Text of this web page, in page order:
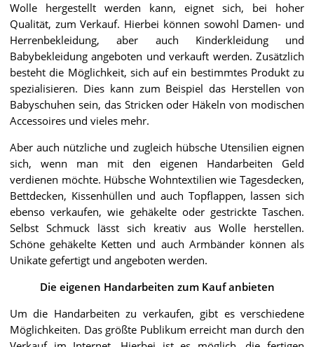
Wolle hergestellt werden kann, eignet sich, bei hoher
Qualität, zum Verkauf. Hierbei können sowohl Damen- und
Herrenbekleidung, aber auch Kinderkleidung und
Babybekleidung angeboten und verkauft werden. Zusätzlich
besteht die Möglichkeit, sich auf ein bestimmtes Produkt zu
spezialisieren. Dies kann zum Beispiel das Herstellen von
Babyschuhen sein, das Stricken oder Häkeln von modischen
Accessoires und vieles mehr.
Aber auch nützliche und zugleich hübsche Utensilien eignen
sich, wenn man mit den eigenen Handarbeiten Geld
verdienen möchte. Hübsche Wohntextilien wie Tagesdecken,
Bettdecken, Kissenhüllen und auch Topflappen, lassen sich
ebenso verkaufen, wie gehäkelte oder gestrickte Taschen.
Selbst Schmuck lässt sich kreativ aus Wolle herstellen.
Schöne gehäkelte Ketten und auch Armbänder können als
Unikate gefertigt und angeboten werden.
Die eigenen Handarbeiten zum Kauf anbieten
Um die Handarbeiten zu verkaufen, gibt es verschiedene
Möglichkeiten. Das größte Publikum erreicht man durch den